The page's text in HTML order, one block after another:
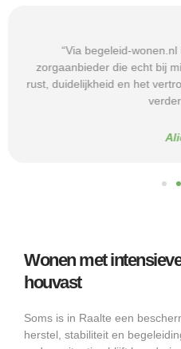
“Via begeleid-
zorgaanbieder die echt bij
rust, duidelijkheid en het
Wonen met
houvast
Soms is in Raalte een
herstel, stabiliteit en